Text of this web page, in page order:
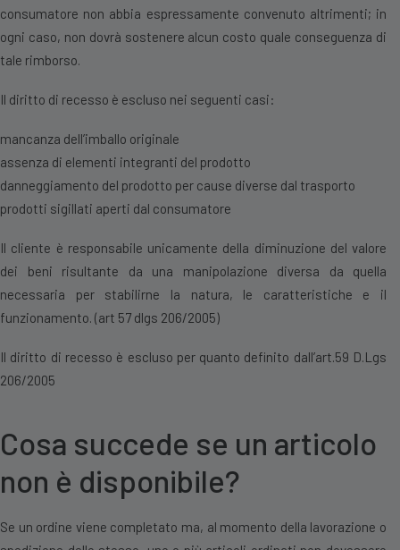
consumatore non abbia espressamente convenuto altrimenti; in
ogni caso, non dovrà sostenere alcun costo quale conseguenza di
tale rimborso.
Il diritto di recesso è escluso nei seguenti casi:
mancanza dell’imballo originale
assenza di elementi integranti del prodotto
danneggiamento del prodotto per cause diverse dal trasporto
prodotti sigillati aperti dal consumatore
Il cliente è responsabile unicamente della diminuzione del valore
dei beni risultante da una manipolazione diversa da quella
necessaria per stabilirne la natura, le caratteristiche e il
funzionamento. (art 57 dlgs 206/2005)
Il diritto di recesso è escluso per quanto definito dall’art.59 D.Lgs
206/2005
Cosa succede se un articolo
non è disponibile?
Se un ordine viene completato ma, al momento della lavorazione o